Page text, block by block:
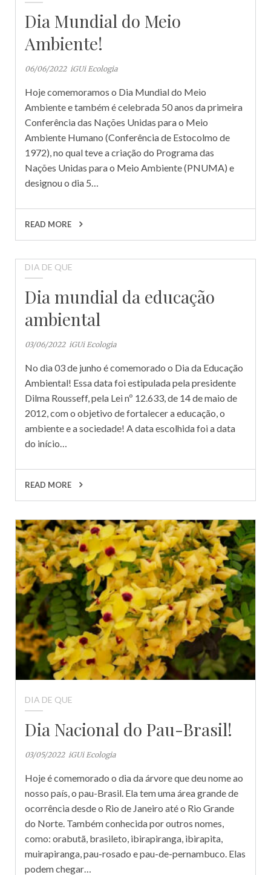
Dia Mundial do Meio
Ambiente!
06/06/2022 iGUi Ecologia
Hoje comemoramos o Dia Mundial do Meio
Ambiente e também é celebrada 50 anos da primeira
Conferência das Nações Unidas para o Meio
Ambiente Humano (Conferência de Estocolmo de
1972), no qual teve a criação do Programa das
Nações Unidas para o Meio Ambiente (PNUMA) e
designou o dia 5…
READ MORE
DIA DE QUE
Dia mundial da educação
ambiental
03/06/2022 iGUi Ecologia
No dia 03 de junho é comemorado o Dia da Educação
Ambiental! Essa data foi estipulada pela presidente
Dilma Rousseff, pela Lei nº 12.633, de 14 de maio de
2012, com o objetivo de fortalecer a educação, o
ambiente e a sociedade! A data escolhida foi a data
do início…
READ MORE
DIA DE QUE
Dia Nacional do Pau-Brasil!
03/05/2022 iGUi Ecologia
Hoje é comemorado o dia da árvore que deu nome ao
nosso país, o pau-Brasil. Ela tem uma área grande de
ocorrência desde o Rio de Janeiro até o Rio Grande
do Norte. Também conhecida por outros nomes,
como: orabutã, brasileto, ibirapiranga, ibirapita,
muirapiranga, pau-rosado e pau-de-pernambuco. Elas
podem chegar…